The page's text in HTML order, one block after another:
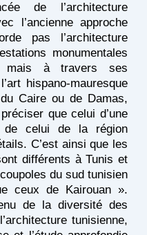
de l’architecture
l’ancienne approche
pas l’architecture
monumentales
mais à travers ses
hispano-mauresque
Caire ou de Damas,
que celui d’une
de celui de la région
C’est ainsi que les
différents à Tunis et
du sud tunisien
ceux de Kairouan ».
de la diversité des
tunisienne,